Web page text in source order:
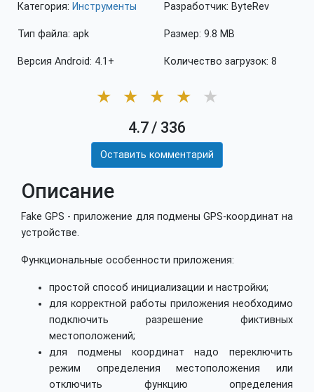
Категория: Инструменты
Тип файла: apk
Версия Android: 4.1+
Разработчик: ByteRev
Размер: 9.8 MB
Количество загрузок: 8
★ ★ ★ ★ ★
4.7/ 336
Оставить комментарий
Описание
Fake GPS - приложение для подмены GPS-координат на
устройстве.
Функциональные особенности приложения:
простой способ инициализации и настройки;
для корректной работы приложения необходимо
подключить разрешение фиктивных
местоположений;
для подмены координат надо переключить
режим определения местоположения или
отключить функцию определения